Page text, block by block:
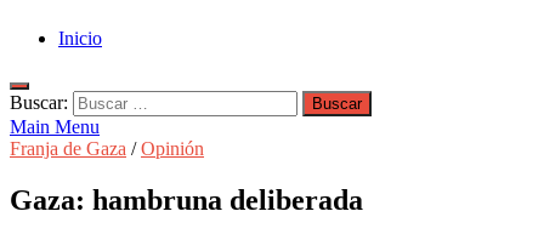
Inicio
Buscar:
Main Menu
Franja de Gaza /Opinión
Gaza: hambruna deliberada